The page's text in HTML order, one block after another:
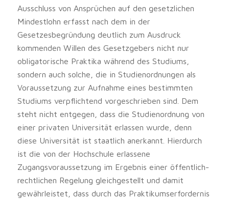
Ausschluss von Ansprüchen auf den gesetzlichen
Mindestlohn erfasst nach dem in der
Gesetzesbegründung deutlich zum Ausdruck
kommenden Willen des Gesetzgebers nicht nur
obligatorische Praktika während des Studiums,
sondern auch solche, die in Studienordnungen als
Voraussetzung zur Aufnahme eines bestimmten
Studiums verpflichtend vorgeschrieben sind. Dem
steht nicht entgegen, dass die Studienordnung von
einer privaten Universität erlassen wurde, denn
diese Universität ist staatlich anerkannt. Hierdurch
ist die von der Hochschule erlassene
Zugangsvoraussetzung im Ergebnis einer öffentlich-
rechtlichen Regelung gleichgestellt und damit
gewährleistet, dass durch das Praktikumserfordernis